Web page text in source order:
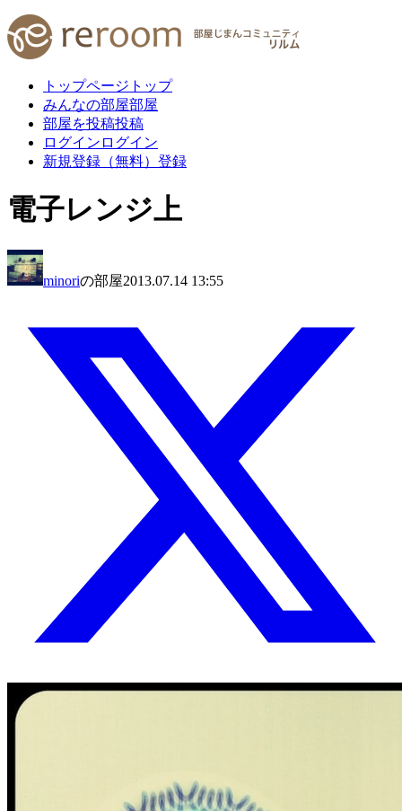
トップページ トップ
みんなの部屋部屋
部屋を投稿投稿
ログイン ログイン
新規登録（無料） 登録
電子レンジ上
minoriの部屋2013.07.14 13:55